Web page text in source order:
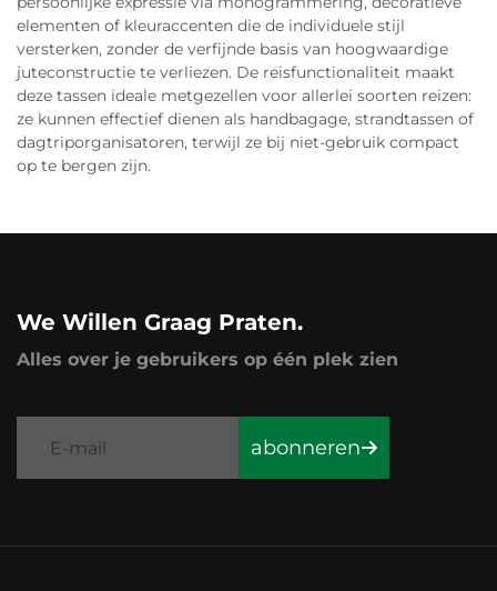
elementen of kleuraccenten die de individuele stijl
versterken, zonder de verfijnde basis van hoogwaardige
juteconstructie te verliezen. De reisfunctionaliteit maakt
deze tassen ideale metgezellen voor allerlei soorten reizen:
ze kunnen effectief dienen als handbagage, strandtassen of
dagtriporganisatoren, terwijl ze bij niet-gebruik compact
op te bergen zijn.
We Willen Graag Praten.
Alles over je gebruikers op één plek zien
abonneren